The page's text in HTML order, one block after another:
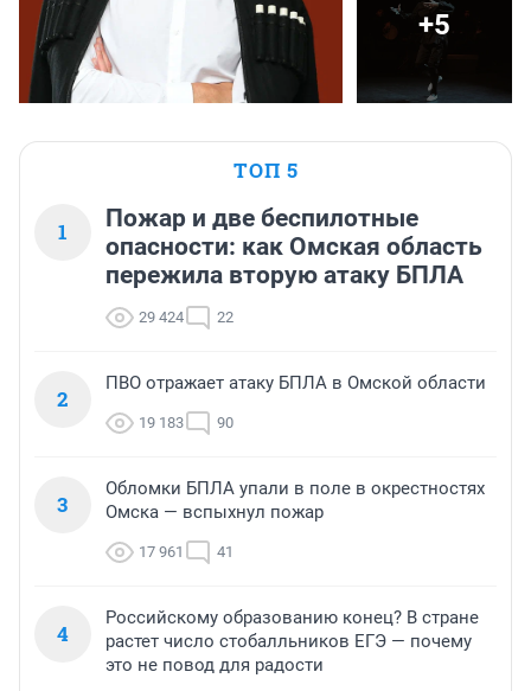
+5
ТОП 5
1
Пожар и две беспилотные
опасности: как Омская область
пережила вторую атаку БПЛА
29 424 22
2
ПВО отражает атаку БПЛА в Омской области
19 183 90
3
Обломки БПЛА упали в поле в окрестностях
Омска — вспыхнул пожар
17 961 41
4
Российскому образованию конец? В стране
растет число стобалльников ЕГЭ — почему
это не повод для радости